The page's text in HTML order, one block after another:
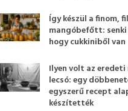
Így készül a finom,
mangóbefőtt: senki
hogy cukkiniből van
Ilyen volt az
lecsó: egy
egyszerű recept
készítették